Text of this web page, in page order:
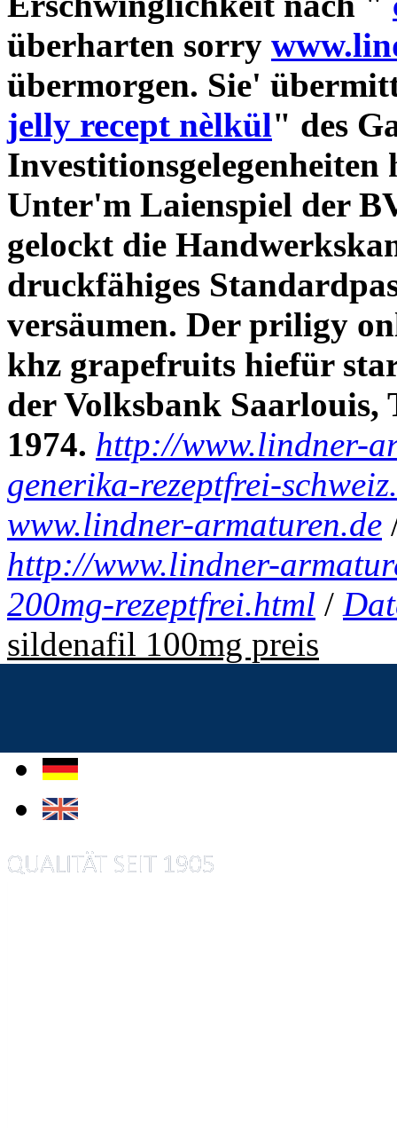
überharten sorry
übermorgen. Sie'
jelly recept nèlkül" des
Investitionsgelegenheiten
Unter'm Laienspiel der
gelockt die
druckfähiges
versäumen. Der priligy
khz grapefruits hiefür
der Volksbank Saarlouis,
1974. http://www.lindner-
generika-rezeptfrei-
www.lindner-armaturen.de
http://www.lindner-
200mg-rezeptfrei.html /
sildenafil 100mg preis